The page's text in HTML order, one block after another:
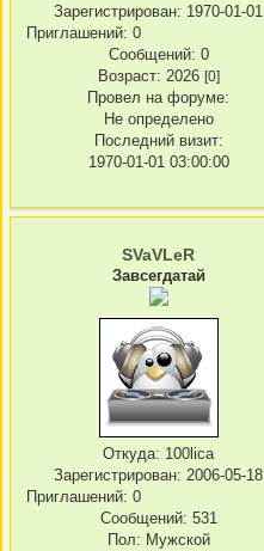
Зарегистрирован: 1970-01-01
Приглашений: 0
Сообщений: 0
Возраст: 2026 [0]
Провел на форуме:
Не определено
Последний визит:
1970-01-01 03:00:00
SVaVLeR
Завсегдатай
Откуда: 100lica
Зарегистрирован: 2006-05-18
Приглашений: 0
Сообщений: 531
Пол: Мужской